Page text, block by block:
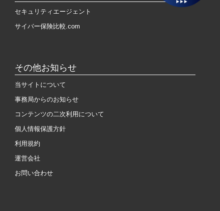
セキュリティエージェント
サイバー保険比較.com
その他お知らせ
当サイトについて
事務局からのお知らせ
コンテンツの二次利用について
個人情報保護方針
利用規約
運営会社
お問い合わせ